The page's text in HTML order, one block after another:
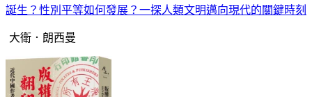
誕生？性別平等如何發展？一探人類文明邁向現代的關鍵時刻
大衛．朗西曼